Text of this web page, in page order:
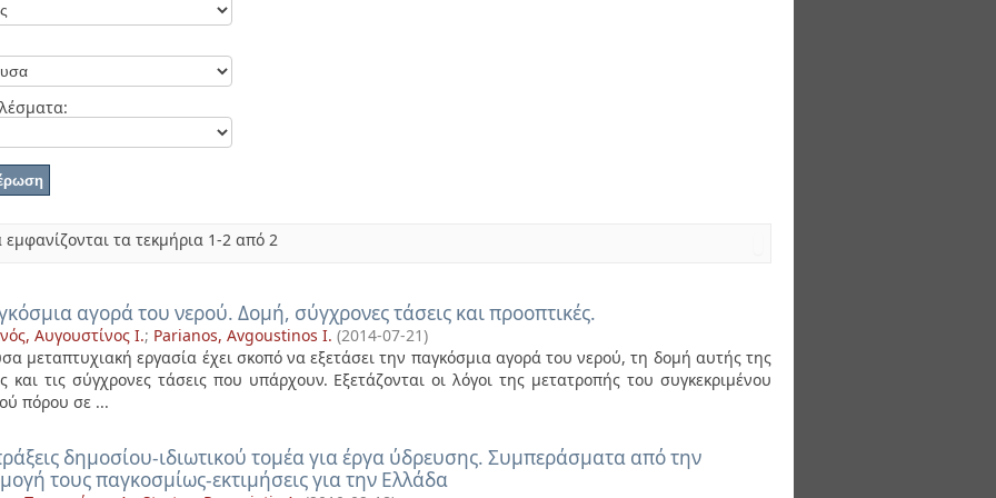
τα τεκμήρια 1-2 από 2
αγορά του νερού. Δομή, σύγχρονες τάσεις και προοπτικές.
Αυγουστίνος Ι.; Parianos, Avgoustinos I. (2014-07-21)
μεταπτυχιακή εργασία έχει σκοπό να εξετάσει την παγκόσμια αγορά του νερού, τη δομή αυτής της
και τις σύγχρονες τάσεις που υπάρχουν. Εξετάζονται οι λόγοι της μετατροπής του συγκεκριμένου
πόρου σε ...
δημοσίου-ιδιωτικού τομέα για έργα ύδρευσης. Συμπεράσματα από την
τους παγκοσμίως-εκτιμήσεις για την Ελλάδα